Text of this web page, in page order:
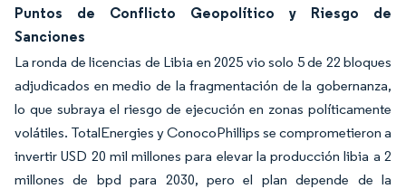
Puntos de Conflicto Geopolítico y Riesgo de
Sanciones
La ronda de licencias de Libia en 2025 vio solo 5 de 22 bloques
adjudicados en medio de la fragmentación de la gobernanza,
lo que subraya el riesgo de ejecución en zonas políticamente
volátiles. TotalEnergies y ConocoPhillips se comprometieron a
invertir USD 20 mil millones para elevar la producción libia a 2
millones de bpd para 2030, pero el plan depende de la